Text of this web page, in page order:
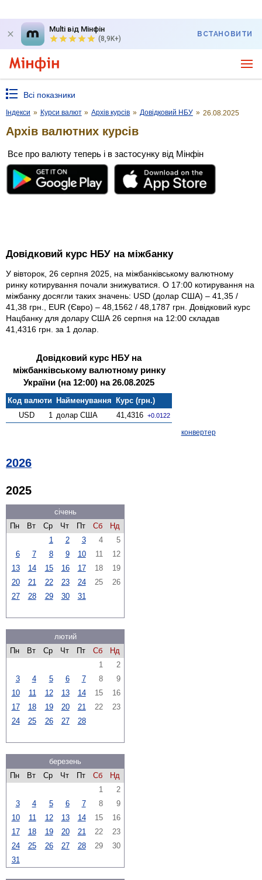
Multi від Мінфін
(8,9K+)
ВСТАНОВИТИ
Всі показники
Індекси » Курси валют » Архів курсів » Довідковий НБУ » 26.08.2025
Архів валютних курсів
Все про валюту теперь і в застосунку від Мінфін
Довідковий курс НБУ на міжбанку
У вівторок, 26 серпня 2025, на міжбанківському валютному
ринку котирування почали знижуватися. О 17:00 котирування на
міжбанку досягли таких значень: USD (долар США) – 41,35 /
41,38 грн., EUR (Євро) – 48,1562 / 48,1787 грн. Довідковий курс
Нацбанку для долару США 26 серпня на 12:00 складав
41,4316 грн. за 1 долар.
Довідковий курс НБУ на
міжбанківському валютному ринку
України (на 12:00) на 26.08.2025
Код валюти Найменування
Курс (грн.)
USD
1 долар США 41,4316 +0.0122
конвертер
2026
2025
січень
Пн
Вт Ср Чт Пт Сб
Нд
1
2 3 4
5
6
7 8 9 10 11
12
13
14 15 16 17 18
19
20
21 22 23 24 25
26
27
28 29 30 31
лютий
Пн
Вт Ср Чт Пт Сб
Нд
1
2
3
4 5 6 7 8
9
10
11 12 13 14 15
16
17
18 19 20 21 22
23
24
25 26 27 28
березень
Пн
Вт Ср Чт Пт Сб
Нд
1
2
3
4 5 6 7 8
9
10
11 12 13 14 15
16
17
18 19 20 21 22
23
24
25 26 27 28 29
30
31